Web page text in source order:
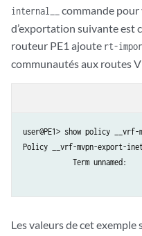
internal__
commande
d’exportation suivante est
routeur PE1 ajoute rt-
communautés aux routes
user@PE1> show policy
Policy __vrf-mvpn-export-
Les valeurs de cet exemple